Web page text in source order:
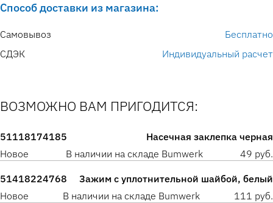
Способ доставки из магазина:
Самовывоз
Бесплатно
СДЭК
Индивидуальный расчет
ВОЗМОЖНО ВАМ ПРИГОДИТСЯ:
51118174185
Насечная заклепка черная
Новое
В наличии на складе Bumwerk 49 руб.
51418224768
Зажим с уплотнительной шайбой, белый
Новое
В наличии на складе Bumwerk 111 руб.